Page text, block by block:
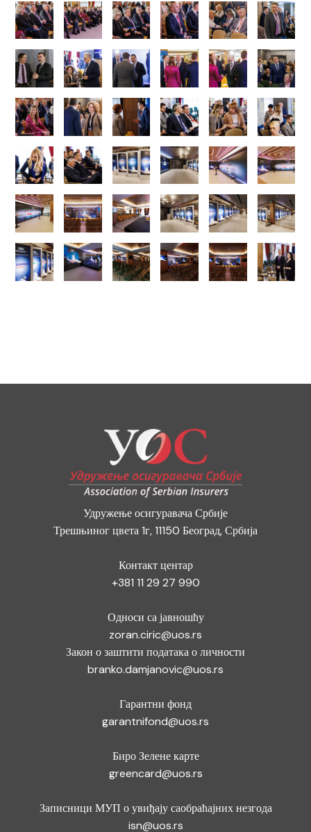
Удружење осигуравача Србије
Трешњиног цвета 1г, 11150 Београд, Србија
Контакт центар
+381 11 29 27 990
Односи са јавношћу
zoran.ciric@uos.rs
Закон о заштити података о личности
branko.damjanovic@uos.rs
Гарантни фонд
garantnifond@uos.rs
Биро Зелене карте
greencard@uos.rs
Записници МУП о увиђају саобраћајних незгода
isn@uos.rs